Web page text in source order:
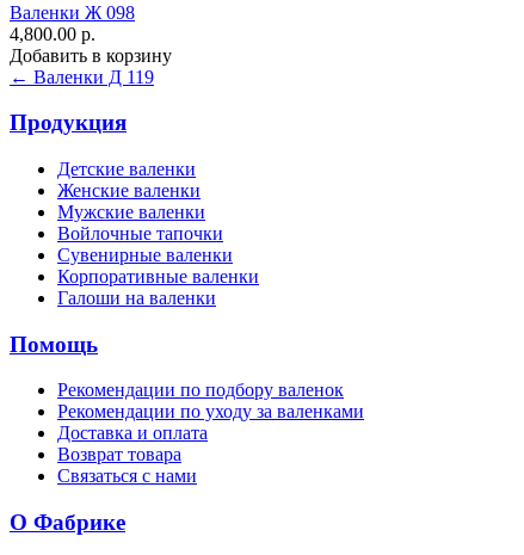
Валенки Ж 098
4,800.00 р.
Добавить в корзину
← Валенки Д 119
Продукция
Детские валенки
Женские валенки
Мужские валенки
Войлочные тапочки
Сувенирные валенки
Корпоративные валенки
Галоши на валенки
Помощь
Рекомендации по подбору валенок
Рекомендации по уходу за валенками
Доставка и оплата
Возврат товара
Связаться с нами
О Фабрике